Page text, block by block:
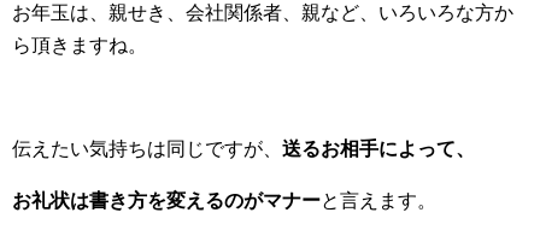
お年玉は、親せき、会社関係者、親など、いろいろな方か
ら頂きますね。
伝えたい気持ちは同じですが、 送るお相手によって、
お礼状は書き方を変えるのがマナーと言えます。